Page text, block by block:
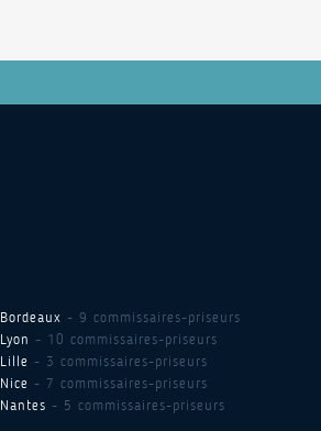
Bordeaux - 9 commissaires-priseurs
Lyon - 10 commissaires-priseurs
Lille - 3 commissaires-priseurs
Nice - 7 commissaires-priseurs
Nantes - 5 commissaires-priseurs